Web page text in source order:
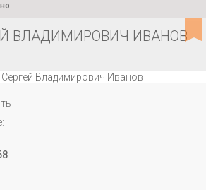
ВЛАДИМИРОВИЧ ИВАНОВ